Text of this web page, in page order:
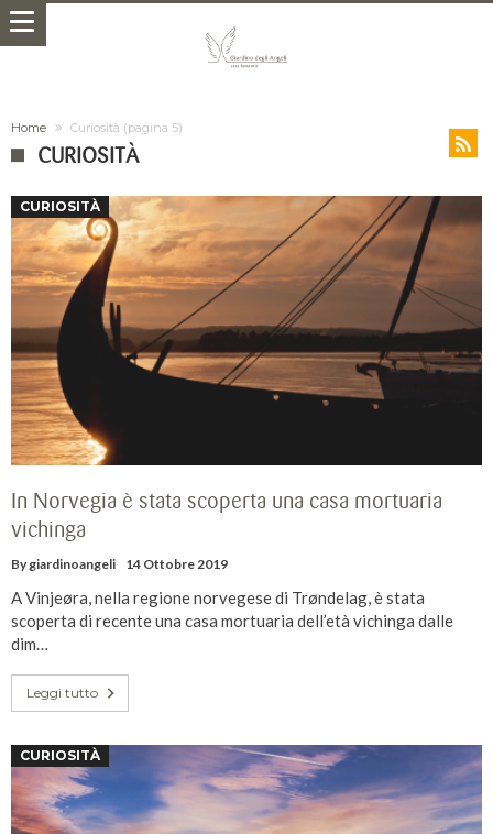
Home Curiosità (pagina 5)
CURIOSITÀ
CURIOSITÀ
In Norvegia è stata scoperta una casa mortuaria
vichinga
Bygiardinoangeli 14 Ottobre 2019
A Vinjeøra, nella regione norvegese di Trøndelag, è stata
scoperta di recente una casa mortuaria dell’età vichinga dalle
dim…
Leggi tutto
CURIOSITÀ